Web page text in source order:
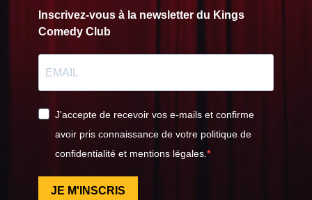
Inscrivez-vous à la newsletter du Kings
Comedy Club
J'accepte de recevoir vos e-mails et confirme
avoir pris connaissance de votre politique de
confidentialité et mentions légales.
JE M'INSCRIS